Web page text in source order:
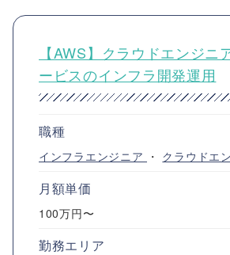
【AWS】クラウドエンジ
ービスのインフラ開発運用
職種
インフラエンジニア ・ クラウドエ
月額単価
100万円〜
勤務エリア